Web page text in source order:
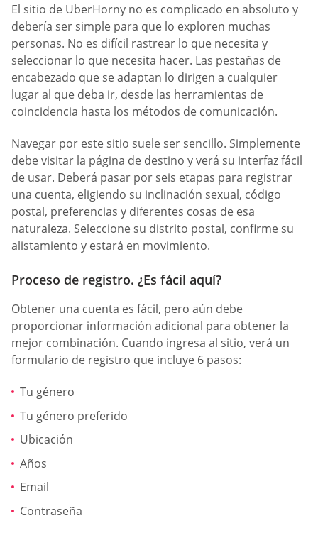
El sitio de UberHorny no es complicado en absoluto y
debería ser simple para que lo exploren muchas
personas. No es difícil rastrear lo que necesita y
seleccionar lo que necesita hacer. Las pestañas de
encabezado que se adaptan lo dirigen a cualquier
lugar al que deba ir, desde las herramientas de
coincidencia hasta los métodos de comunicación.
Navegar por este sitio suele ser sencillo. Simplemente
debe visitar la página de destino y verá su interfaz fácil
de usar. Deberá pasar por seis etapas para registrar
una cuenta, eligiendo su inclinación sexual, código
postal, preferencias y diferentes cosas de esa
naturaleza. Seleccione su distrito postal, confirme su
alistamiento y estará en movimiento.
Proceso de registro. ¿Es fácil aquí?
Obtener una cuenta es fácil, pero aún debe
proporcionar información adicional para obtener la
mejor combinación. Cuando ingresa al sitio, verá un
formulario de registro que incluye 6 pasos:
Tu género
Tu género preferido
Ubicación
Años
Email
Contraseña